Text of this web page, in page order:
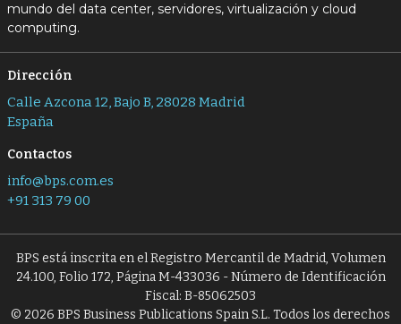
mundo del data center, servidores, virtualización y cloud
computing.
Dirección
Calle Azcona 12, Bajo B, 28028 Madrid
España
Contactos
info@bps.com.es
+91 313 79 00
BPS está inscrita en el Registro Mercantil de Madrid, Volumen
24.100, Folio 172, Página M-433036 - Número de Identificación
Fiscal: B-85062503
© 2026 BPS Business Publications Spain S.L. Todos los derechos